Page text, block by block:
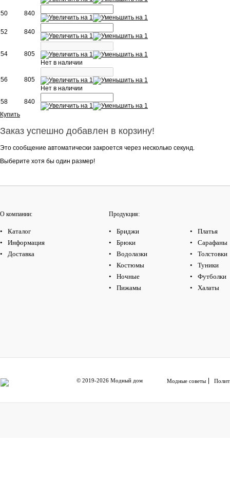
50 840
52 840
54
805
Нет в наличии
56
805
Нет в наличии
58
840
Купить
Заказ успешно добавлен в корзину!
Это сообщение автоматически закроется через несколько секунд.
Выберите хотя бы один размер!
О компании:
Каталог
Информация
Доставка
Продукция:
Бриджи
Брюки
Водолазки
Костюмы
Ночные
Пижамы
Платья
Сарафаны
Толстовки
Туники
Футболки
Халаты
© 2019-2026 Модный дом Модные советы